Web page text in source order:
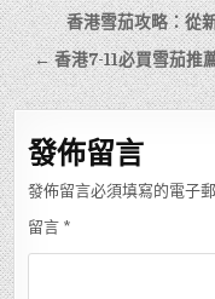
文
章
導
覽
香港雪茄攻略：從
← 香港7-11必買雪茄推
發佈留言
發佈留言必須填寫的電子
留言 *